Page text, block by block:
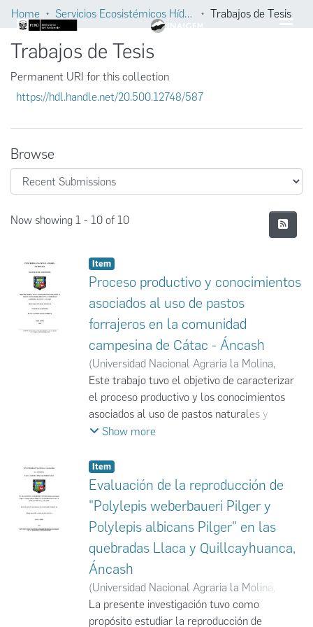
Home Servicios Ecosistémicos Hídricos Trabajos de Tesis
Trabajos de Tesis
Permanent URI for this collection
https://hdl.handle.net/20.500.12748/587
Browse
Recent Submissions
Now showing 1 - 10 of 10
Item
Proceso productivo y conocimientos
asociados al uso de pastos
forrajeros en la comunidad
campesina de Cátac - Áncash
(Universidad Nacional Agraria la Molina,
2024 )Evelyn Jannet Hoyos Cordova;UNALM
Este trabajo tuvo el objetivo de caracterizar
el proceso productivo y los conocimientos
asociados al uso de pastos naturales y
cultivados, abarcando las dinámicas de
relevantes, y prácticas para mantener la
disponibilidad de los pastos dentro de la
Comunidad Campesina de Cátac, Ancash. A
través de una metodología cualitativa, se
implementó técnicas como entrevistas
semiestructuradas, mapeo participativo
adaptado a las circunstancias de la pandemia
para identificar los sectores y sus dinámicas,
y la recolección de plantas según la
relevancia establecida por los participantes.
Show more
Item
Evaluación de la reproducción de
"Polylepis weberbaueri Pilger y
Polylepis albicans Pilger" en las
quebradas Llaca y Quillcayhuanca,
Áncash
(Universidad Nacional Agraria la Molina,
2024)Aguilar Escarcena, Erick Manuel
UNALM
La presente investigación tuvo como
propósito estudiar la reproducción de